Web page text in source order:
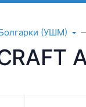
(УШМ)